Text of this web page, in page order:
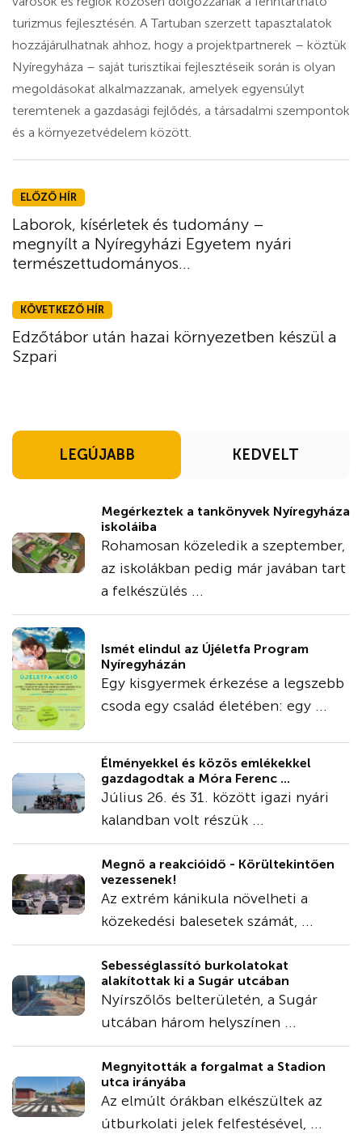
turizmus fejlesztésén. A Tartuban szerzett tapasztalatok
hozzájárulhatnak ahhoz, hogy a projektpartnerek – köztük
Nyíregyháza – saját turisztikai fejlesztéseik során is olyan
megoldásokat alkalmazzanak, amelyek egyensúlyt
teremtenek a gazdasági fejlődés, a társadalmi szempontok
és a környezetvédelem között.
ELŐZŐ HÍR
Laborok, kísérletek és tudomány –
megnyílt a Nyíregyházi Egyetem nyári
természettudományos...
KÖVETKEZŐ HÍR
Edzőtábor után hazai környezetben készül a
Szpari
LEGÚJABB KEDVELT
Megérkeztek a tankönyvek Nyíregyháza
iskoláiba
Rohamosan közeledik a szeptember,
az iskolákban pedig már javában tart
a felkészülés ...
Ismét elindul az Újéletfa Program
Nyíregyházán
Egy kisgyermek érkezése a legszebb
csoda egy család életében: egy ...
Élményekkel és közös emlékekkel
gazdagodtak a Móra Ferenc ...
Július 26. és 31. között igazi nyári
kalandban volt részük ...
Megnő a reakcióidő - Körültekintően
vezessenek!
Az extrém kánikula növelheti a
közekedési balesetek számát, ...
Sebességlassító burkolatokat
alakítottak ki a Sugár utcában
Nyírszőlős belterületén, a Sugár
utcában három helyszínen ...
Megnyitották a forgalmat a Stadion
utca irányába
Az elmúlt órákban elkészültek az
útburkolati jelek felfestésével, ...